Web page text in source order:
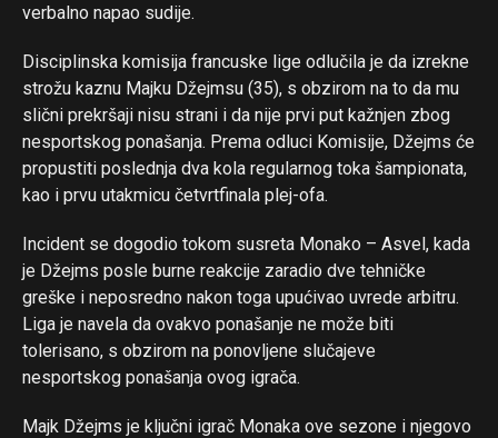
verbalno napao sudije.
Disciplinska komisija francuske lige odlučila je da izrekne
strožu kaznu Majku Džejmsu (35), s obzirom na to da mu
slični prekršaji nisu strani i da nije prvi put kažnjen zbog
nesportskog ponašanja. Prema odluci Komisije, Džejms će
propustiti poslednja dva kola regularnog toka šampionata,
kao i prvu utakmicu četvrtfinala plej-ofa.
Incident se dogodio tokom susreta Monako – Asvel, kada
je Džejms posle burne reakcije zaradio dve tehničke
greške i neposredno nakon toga upućivao uvrede arbitru.
Liga je navela da ovakvo ponašanje ne može biti
tolerisano, s obzirom na ponovljene slučajeve
nesportskog ponašanja ovog igrača.
Majk Džejms je ključni igrač Monaka ove sezone i njegovo